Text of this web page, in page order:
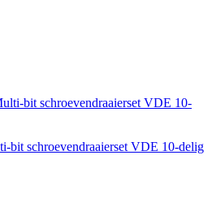
bit schroevendraaierset VDE 10-delig